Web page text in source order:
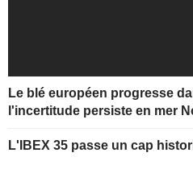
Le blé européen progresse
l'incertitude persiste en mer
L'IBEX 35 passe un cap